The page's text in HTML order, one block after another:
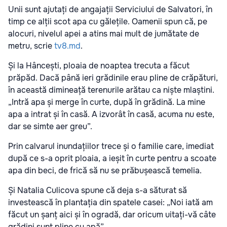
Unii sunt ajutați de angajații Serviciului de Salvatori, în
timp ce alții scot apa cu gălețile. Oamenii spun că, pe
alocuri, nivelul apei a atins mai mult de jumătate de
metru, scrietv8.md.
Și la Hâncești, ploaia de noaptea trecuta a făcut
prăpăd. Dacă până ieri grădinile erau pline de crăpături,
în această dimineață terenurile arătau ca niște mlaștini.
„Intră apa și merge în curte, după în grădină. La mine
apa a intrat și în casă. A izvorât în casă, acuma nu este,
dar se simte aer greu”.
Prin calvarul inundațiilor trece și o familie care, imediat
după ce s-a oprit ploaia, a ieșit în curte pentru a scoate
apa din beci, de frică să nu se prăbușească temelia.
Și Natalia Culicova spune că deja s-a săturat să
investească în plantația din spatele casei: „Noi iată am
făcut un șanț aici și în ogradă, dar oricum uitați-vă câte